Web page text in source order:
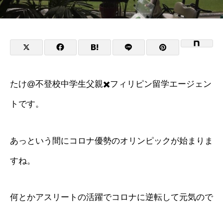
たけ@不登校中学生父親✖️フィリピン留学エージェン
トです。
あっという間にコロナ優勢のオリンピックが始まりま
すね。
何とかアスリートの活躍でコロナに逆転して元気ので